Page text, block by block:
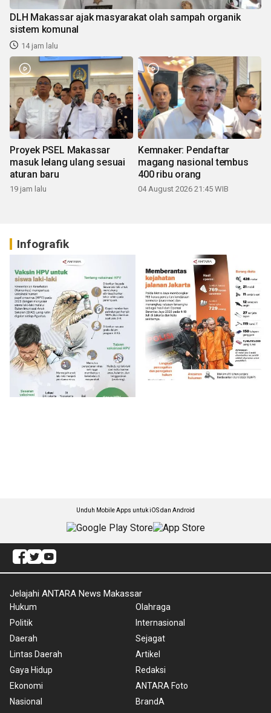
DLH Makassar ajak masyarakat olah sampah organik
sistem komunal
14 jam lalu
Proyek PSEL Makassar
masuk lelang ulang sesuai
aturan baru
19 jam lalu
Kemnaker: Pendaftar
magang nasional tembus
400 ribu orang
04 August 2026 21:45 WIB
Infografik
Unduh Mobile Apps untuk iOS dan Android
Jelajahi ANTARA News Makassar
Hukum
Politik
Daerah
Lintas Daerah
Gaya Hidup
Ekonomi
Nasional
Olahraga
Internasional
Sejagat
Artikel
Redaksi
ANTARA Foto
BrandA